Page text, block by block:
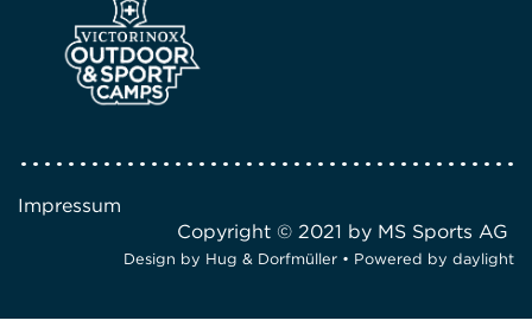
Impressum
Copyright © 2021 by MS Sports AG
Design by Hug & Dorfmüller • Powered by daylight